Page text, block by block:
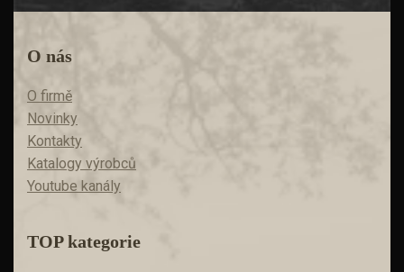
O nás
O firmě
Novinky
Kontakty
Katalogy výrobců
Youtube kanály
TOP kategorie